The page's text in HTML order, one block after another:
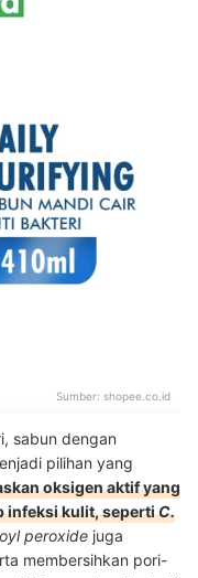
Sumber: shopee.co.id
sabun dengan
pilihan yang
oksigen aktif yang
infeksi kulit, sepertiC.
peroxide juga
membersihkan pori-